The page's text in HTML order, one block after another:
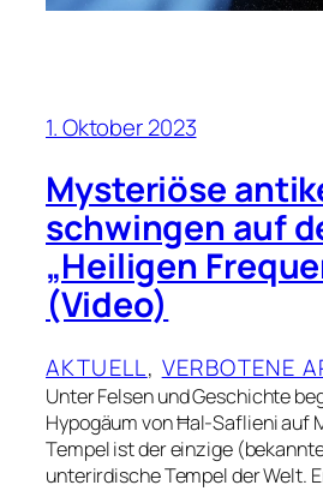
1. Oktober 2023
Mysteriöse
schwingen auf
„Heiligen
(Video)
AKTUELL, VERBOTENE
Unter Felsen und Geschichte
Hypogäum von Ħal-Saflieni auf
Tempel ist der einzige
unterirdische Tempel der Welt.